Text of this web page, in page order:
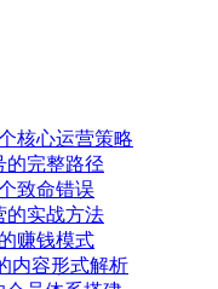
核心运营策略
的完整路径
致命错误
的实战方法
赚钱模式
内容形式解析